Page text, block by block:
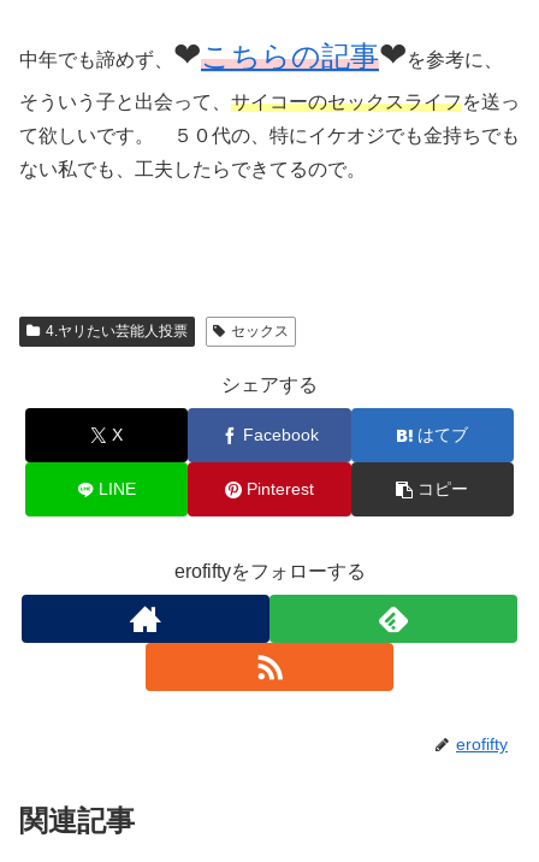
中年でも諦めず、 ❤こちらの記事❤を参考に、
そういう子と出会って、 サイコーのセックスライフを送っ
て欲しいです。 ５０代の、特にイケオジでも金持ちでも
ない私でも、工夫したらできてるので。
4.ヤリたい芸能人投票 セックス
シェアする
X Facebook はてブ
LINE Pinterest コピー
erofiftyをフォローする
erofifty
関連記事